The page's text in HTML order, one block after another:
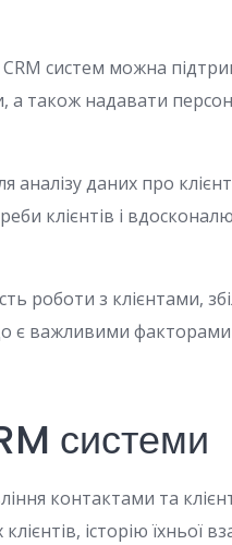
систем можна
а також надавати
даних про
клієнтів і
роботи з клієнтами,
є важливими факторами
системи
контактами та
історію їхньої